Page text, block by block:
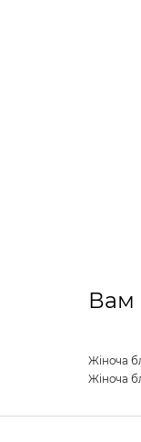
Вам
Жіноча
Жіноча